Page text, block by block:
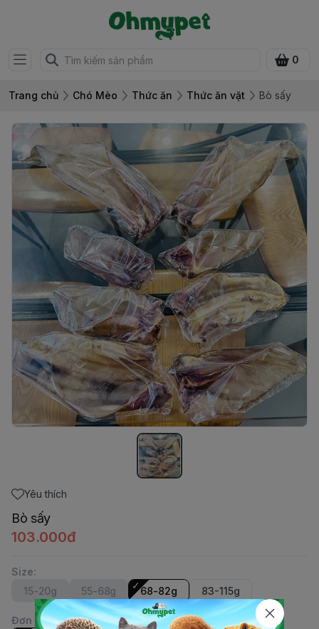
0
Trang chủ Chó Mèo Thức ăn Thức ăn vặt Bò sấy
Yêu thích
Bò sấy
103.000đ
Size:
15-20g
55-68g 68-82g 83-115g
Đơn vị: